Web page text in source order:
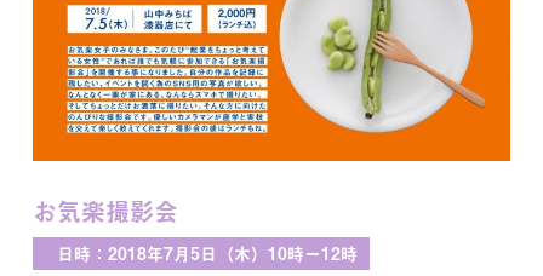
お気楽撮影会
日時：2018年7月5日（木）10時ー12時